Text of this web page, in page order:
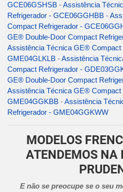
GCE06GSHSB -Assistência
Refrigerador - GCE06GGHBB -
Compact Refrigerador -
GE® Double-Door Compact
Assistência Técnica GE® Compact
GME04GLKLB -Assistência
Compact Refrigerador -
GE® Double-Door Compact
Assistência Técnica GE® Compact
GME04GGKBB -Assistência
Refrigerador - GME04GGKWW
MODELOS
ATENDEMOS NA
E não se preocupe se o seu